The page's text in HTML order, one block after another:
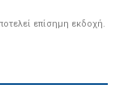
επίσημη εκδοχή.